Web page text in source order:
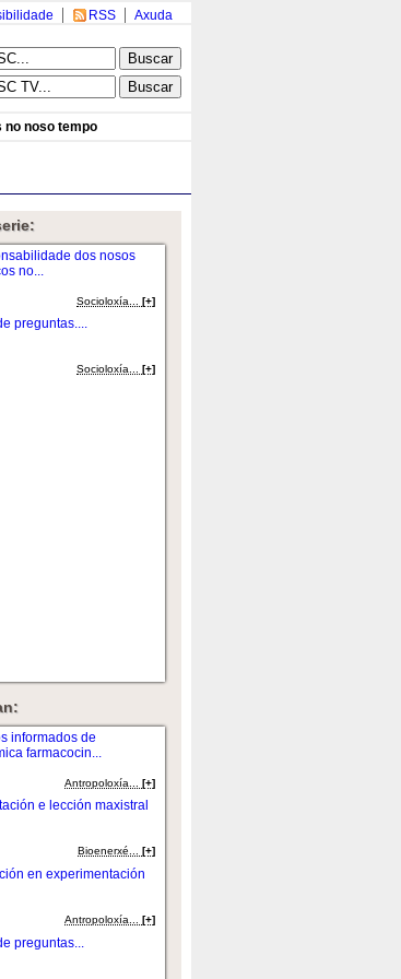
Axuda
RSS
noso tempo
dos nosos
no...
Socioloxía...[+]
preguntas....
Socioloxía... [+]
informados de
farmacocin...
Antropoloxí­a...[+]
e lección maxistral
Bioenerxé... [+]
en experimentación
Antropoloxí­a...[+]
preguntas...